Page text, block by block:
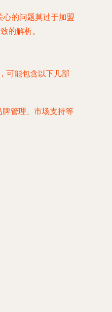
的问题莫过于加盟
的解析。
可能包含以下几部
牌管理、市场支持等